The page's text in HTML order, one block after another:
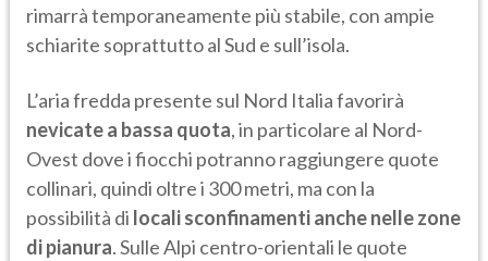
rimarrà temporaneamente più stabile, con ampie
schiarite soprattutto al Sud e sull’isola.
L’aria fredda presente sul Nord Italia favorirà
nevicate a bassa quota, in particolare al Nord-
Ovest dove i fiocchi potranno raggiungere quote
collinari, quindi oltre i 300 metri, ma con la
possibilità di locali sconfinamenti anche nelle zone
di pianura. Sulle Alpi centro-orientali le quote